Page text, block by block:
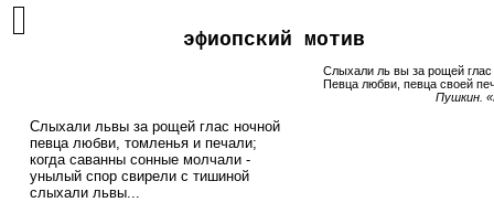
эфиопский мотив
Слыхали ль вы за рощей глас
Певца любви, певца своей
Пушкин.
    Слыхали львы за рощей глас ночной
    певца любви, томленья и печали;
    когда саванны сонные молчали -
    унылый спор свирели с тишиной
    слыхали львы...